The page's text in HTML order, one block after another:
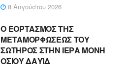
8 Αυγούστου 2026
Ο ΕΟΡΤΑΣΜΟΣ ΤΗΣ
ΜΕΤΑΜΟΡΦΩΣΕΩΣ ΤΟΥ
ΣΩΤΗΡΟΣ ΣΤΗΝ ΙΕΡΑ ΜΟΝΗ
ΟΣΙΟΥ ΔΑΥΪΔ